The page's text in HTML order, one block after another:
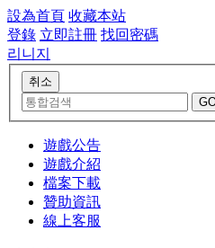
設為首頁 收藏本站
登錄 立即註冊 找回密碼
리니지
遊戲公告
遊戲介紹
檔案下載
贊助資訊
線上客服